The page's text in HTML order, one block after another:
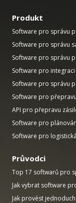
Produkt
Software pro správu
Software pro správu
Software pro správu
Software pro
Software pro správu
Software pro
API pro přepravu
Software pro
Software pro
Průvodci
Top 17 softwarů pro
Jak vybrat software
Jak provést